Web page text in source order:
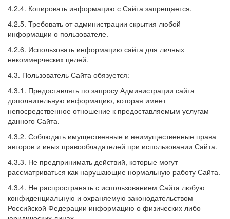
4.2.4. Копировать информацию с Сайта запрещается.
4.2.5. Требовать от администрации скрытия любой
информации о пользователе.
4.2.6. Использовать информацию сайта для личных
некоммерческих целей.
4.3. Пользователь Сайта обязуется:
4.3.1. Предоставлять по запросу Администрации сайта
дополнительную информацию, которая имеет
непосредственное отношение к предоставляемым услугам
данного Сайта.
4.3.2. Соблюдать имущественные и неимущественные права
авторов и иных правообладателей при использовании Сайта.
4.3.3. Не предпринимать действий, которые могут
рассматриваться как нарушающие нормальную работу Сайта.
4.3.4. Не распространять с использованием Сайта любую
конфиденциальную и охраняемую законодательством
Российской Федерации информацию о физических либо